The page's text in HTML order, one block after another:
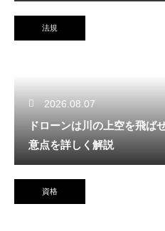
法規
2026.08.07
ドローンは川の上空を飛ば
意点を詳しく解説
資格